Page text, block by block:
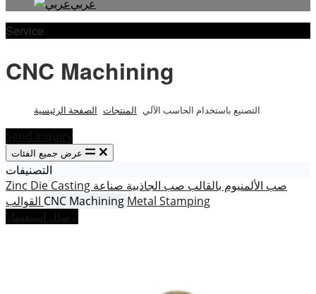
عربي
Service
CNC Machining
الصفحة الرئيسية المنتجات التصنيع باستخدام الحاسب الآلي
Send Inquiry
عرض جميع الفئات
التصنيفات
Zinc Die Casting صب الألمنيوم بالقالب صب الجاذبية صناعة
CNC Machining Metal Stamping
إرسال استفسار